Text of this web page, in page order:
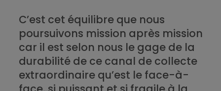
C’est cet équilibre que nous
poursuivons mission après mission
car il est selon nous le gage de la
durabilité de ce canal de collecte
extraordinaire qu’est le face-à-